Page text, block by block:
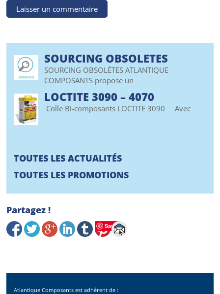
SOURCING OBSOLETES
SOURCING OBSOLÈTES ATLANTIQUE
COMPOSANTS propose un
LOCTITE 3090 – 4070
Colle Bi-composants LOCTITE 3090 Avec
TOUTES LES ACTUALITÉS
TOUTES LES PROMOTIONS
Partagez !
Save
Atlantique Composants est adhérent de :